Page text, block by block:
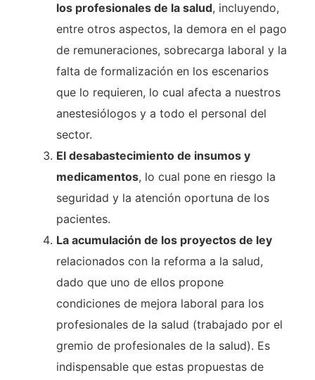
los profesionales de la salud, incluyendo,
entre otros aspectos, la demora en el pago
de remuneraciones, sobrecarga laboral y la
falta de formalización en los escenarios
que lo requieren, lo cual afecta a nuestros
anestesiólogos y a todo el personal del
sector.
El desabastecimiento de insumos y
medicamentos, lo cual pone en riesgo la
seguridad y la atención oportuna de los
pacientes.
La acumulación de los proyectos de ley
relacionados con la reforma a la salud,
dado que uno de ellos propone
condiciones de mejora laboral para los
profesionales de la salud (trabajado por el
gremio de profesionales de la salud). Es
indispensable que estas propuestas de